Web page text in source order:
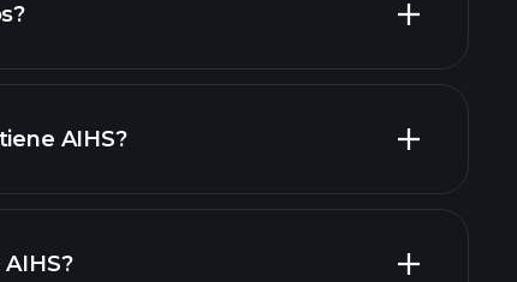
informes financieros de
acciones de alto dividendo
AIHS?